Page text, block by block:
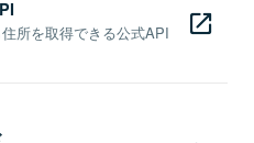
所を取得できる公式API